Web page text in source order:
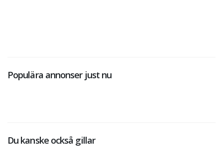
Populära annonser just nu
Du kanske också gillar